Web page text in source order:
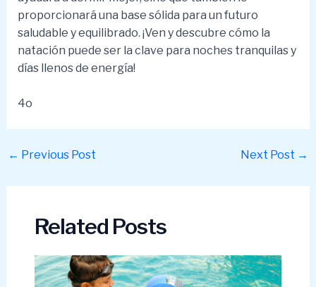
proporcionará una base sólida para un futuro
saludable y equilibrado. ¡Ven y descubre cómo la
natación puede ser la clave para noches tranquilas y
días llenos de energía!
4o
Post
← Previous Post Next Post →
Related Posts